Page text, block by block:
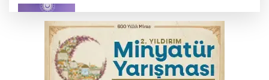
milletimize hayırlı olsun
YENİ Parti Genel Başkanı Özel'den
Çerçeve Yasa yorumu